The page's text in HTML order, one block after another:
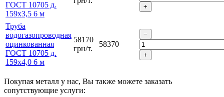
ГОСТ 10705 д.
159х3,5 6 м
Труба
водогазопроводная
оцинкованная
ГОСТ 10705 д.
159х4,0 6 м
58170
грн/т.
58370
Покупая металл у нас, Вы также можете заказать
сопутствующие услуги: